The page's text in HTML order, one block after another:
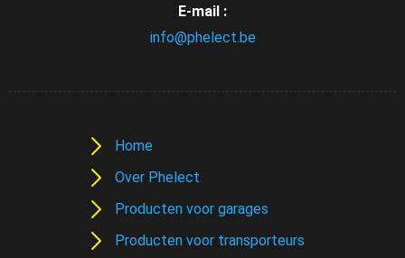
E-mail :
info@phelect.be
Home
Over Phelect
Producten voor garages
Producten voor transporteurs